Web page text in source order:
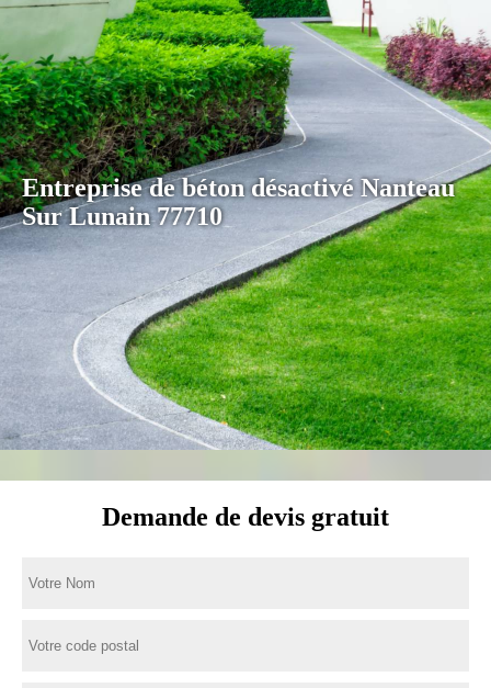
Entreprise de béton désactivé Nanteau
Sur Lunain 77710
Demande de devis gratuit